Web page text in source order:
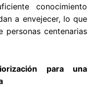
conocimiento
a envejecer, lo que
personas centenarias
para una